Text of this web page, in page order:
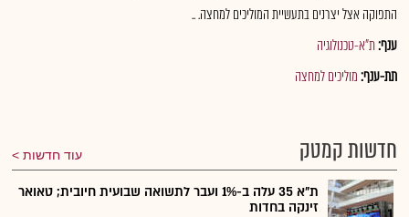
התפוקה אצל יצרנים בתעשיית המוליכים למחצה. ..
ענף:ת"א-טכנולוגיה
תת-ענף:מוליכים למחצה
חדשות קמטק עוד חדשות
ת"א 35 עלה ב-1% ועבר לתשואה שבועית חיובית; טאואר
זינקה בחדות